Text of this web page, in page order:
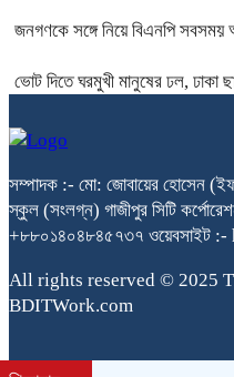
জনগণকে সঙ্গে নিয়ে বিএনপি
ভোট দিতে ঘরমুখী মানুষের ঢল, ঢাকা
সম্পাদক :- মো: জোবায়ের হোসেন
স্কুল (সংলগ্ন) গাজীপুর সিটি
+৮৮০১৪০৪৮৪৫৭৩৭ ওয়েবসাইট
All rights reserved © 2025
BDITWork.com